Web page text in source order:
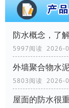
防水概念，了
5997阅读 2026-
外墙聚合物水
5803阅读 2026-
屋面的防水很